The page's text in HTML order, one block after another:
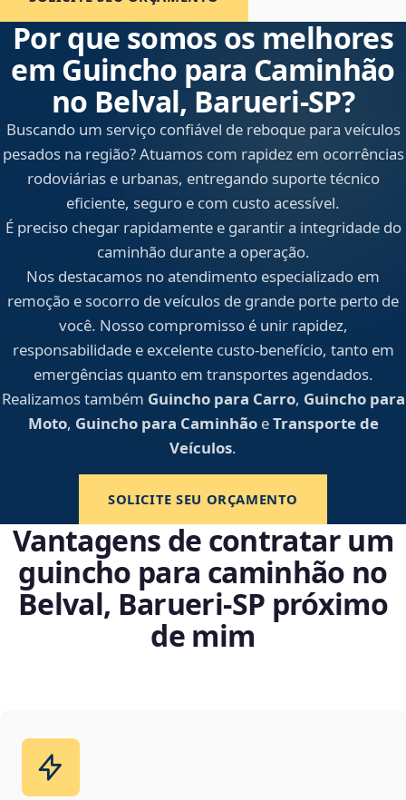
Por que somos os melhores
em Guincho para Caminhão
no Belval, Barueri‑SP?
Buscando um serviço confiável de reboque para veículos
pesados na região? Atuamos com rapidez em ocorrências
rodoviárias e urbanas, entregando suporte técnico
eficiente, seguro e com custo acessível.
É preciso chegar rapidamente e garantir a integridade do
caminhão durante a operação.
Nos destacamos no atendimento especializado em
remoção e socorro de veículos de grande porte perto de
você. Nosso compromisso é unir rapidez,
responsabilidade e excelente custo-benefício, tanto em
emergências quanto em transportes agendados.
Realizamos também Guincho para Carro, Guincho para
Moto, Guincho para CaminhãoeTransporte de
Veículos.
SOLICITE SEU ORÇAMENTO
Vantagens de contratar um
guincho para caminhão no
Belval, Barueri‑SP próximo
de mim